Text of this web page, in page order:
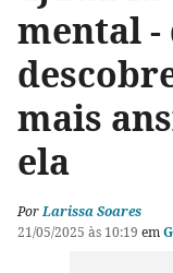
mental -
mais
ela
PorLarissa Soares
21/05/2025 às 10:19 em